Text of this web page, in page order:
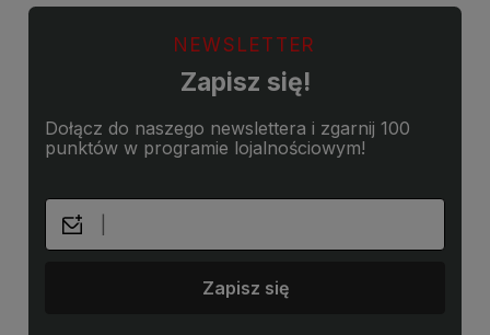
NEWSLETTER
Zapisz się!
Dołącz do naszego newslettera i zgarnij 100
punktów w programie lojalnościowym!
Zapisz się